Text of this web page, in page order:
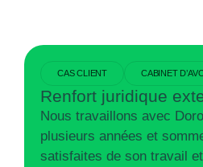
CAS CLIENT CABINET
Renfort juridique
Nous travaillons avec
plusieurs années et
satisfaites de son travail